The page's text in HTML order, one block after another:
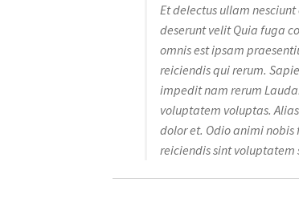
Et delectus ullam
deserunt velit Quia fuga
omnis est ipsam
reiciendis qui rerum.
impedit nam rerum
voluptatem voluptas.
dolor et. Odio animi
reiciendis sint